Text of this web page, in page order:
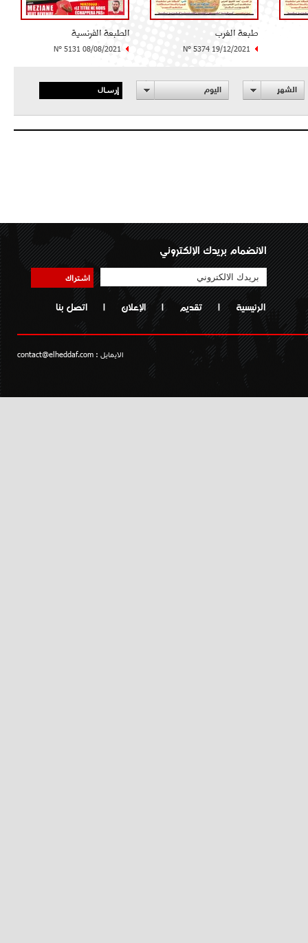
طبعة الغرب
N° 5374 19/12/2021
الطبعة الفرنسية
N° 5131 08/08/2021
الشهر اليوم إرسال
الانضمام بريدك الإلكتروني
اشتراك
الرئيسية | تقديم | الإعلان | اتصل بنا
الايمايل : contact@elheddaf.com